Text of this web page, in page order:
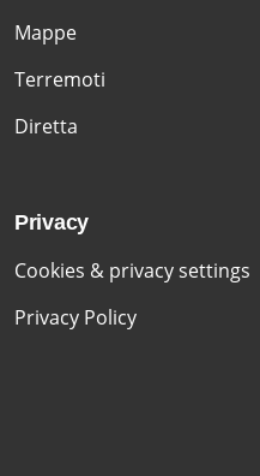
Mappe
Terremoti
Diretta
Privacy
Cookies & privacy settings
Privacy Policy